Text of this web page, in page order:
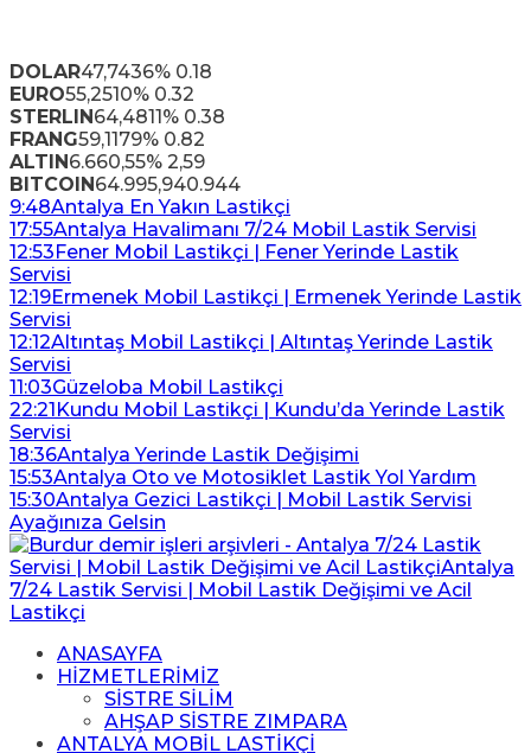
DOLAR47,7436% 0.18
EURO55,2510% 0.32
STERLIN64,4811% 0.38
FRANG59,1179% 0.82
ALTIN6.660,55% 2,59
BITCOIN64.995,940.944
9:48Antalya En Yakın Lastikçi
17:55Antalya Havalimanı 7/24 Mobil Lastik Servisi
12:53Fener Mobil Lastikçi | Fener Yerinde Lastik
Servisi
12:19Ermenek Mobil Lastikçi | Ermenek Yerinde Lastik
Servisi
12:12Altıntaş Mobil Lastikçi | Altıntaş Yerinde Lastik
Servisi
11:03Güzeloba Mobil Lastikçi
22:21Kundu Mobil Lastikçi | Kundu’da Yerinde Lastik
Servisi
18:36Antalya Yerinde Lastik Değişimi
15:53Antalya Oto ve Motosiklet Lastik Yol Yardım
15:30Antalya Gezici Lastikçi | Mobil Lastik Servisi
Ayağınıza Gelsin
ANASAYFA
HİZMETLERİMİZ
SİSTRE SİLİM
AHŞAP SİSTRE ZIMPARA
ANTALYA MOBİL LASTİKÇİ